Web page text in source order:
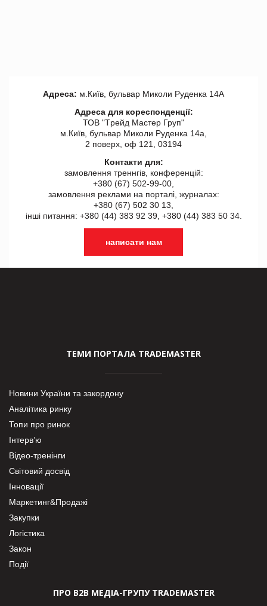
Адреса: м.Київ, бульвар Миколи Руденка 14А
Адреса для кореспонденції:
ТОВ "Tрейд Мастер Груп"
м.Київ, бульвар Миколи Руденка 14а,
2 поверх, оф 121, 03194
Контакти для:
замовлення треннгів, конференцій:
+380 (67) 502-99-00,
замовлення реклами на порталі, журналах:
+380 (67) 502 30 13,
інші питання: +380 (44) 383 92 39, +380 (44) 383 50 34.
написати нам
ТЕМИ ПОРТАЛА TRADEMASTER
Новини України та закордону
Аналітика ринку
Топи про ринок
Інтерв’ю
Відео-тренінги
Світовий досвід
Інновації
Маркетинг&Продажі
Закупки
Логістика
Закон
Події
ПРО В2В МЕДІА-ГРУПУ TRADEMASTER